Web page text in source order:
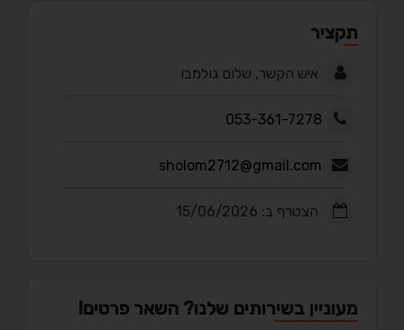
תקציר
איש הקשר, שלום גולמבו
053-361-7278
sholom2712@gmail.com
הצטרף ב: 15/06/2026
מעוניין בשירותים שלנו? השאר פרטים!